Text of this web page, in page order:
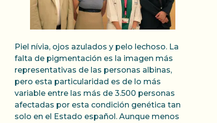
Piel nívia, ojos azulados y pelo lechoso. La
falta de pigmentación es la imagen más
representativas de las personas albinas,
pero esta particularidad es de lo más
variable entre las más de 3.500 personas
afectadas por esta condición genética tan
solo en el Estado español. Aunque menos